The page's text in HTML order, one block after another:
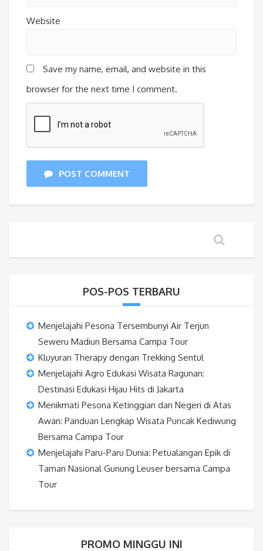
Website
Save my name, email, and website in this
browser for the next time I comment.
POST COMMENT
POS-POS TERBARU
Menjelajahi Pesona Tersembunyi Air Terjun
Seweru Madiun Bersama Campa Tour
Kluyuran Therapy dengan Trekking Sentul
Menjelajahi Agro Edukasi Wisata Ragunan:
Destinasi Edukasi Hijau Hits di Jakarta
Menikmati Pesona Ketinggian dan Negeri di Atas
Awan: Panduan Lengkap Wisata Puncak Kediwung
Bersama Campa Tour
Menjelajahi Paru-Paru Dunia: Petualangan Epik di
Taman Nasional Gunung Leuser bersama Campa
Tour
PROMO MINGGU INI